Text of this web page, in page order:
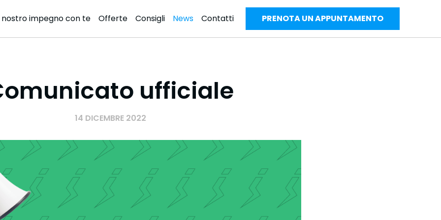
nostro impegno con te Offerte Consigli News Contatti PRENOTA UN APPUNTAMENTO
ufficiale
14 DICEMBRE 2022